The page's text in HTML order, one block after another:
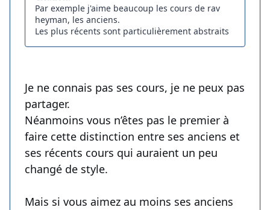
Par exemple j'aime beaucoup les cours de rav
heyman, les anciens.
Les plus récents sont particulièrement abstraits
Je ne connais pas ses cours, je ne peux pas
partager.
Néanmoins vous n’êtes pas le premier à
faire cette distinction entre ses anciens et
ses récents cours qui auraient un peu
changé de style.
Mais si vous aimez au moins ses anciens